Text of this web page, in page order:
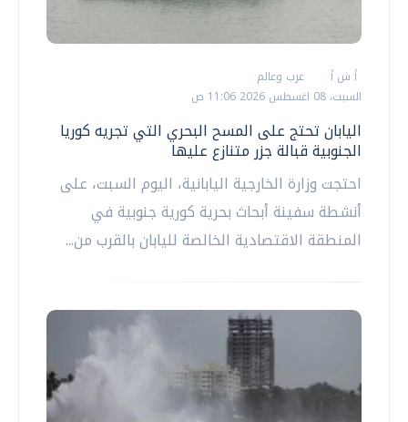
أ ش أ
عرب وعالم
السبت، 08 اغسطس 2026 11:06 ص
اليابان تحتج على المسح البحري التي تجريه كوريا
الجنوبية قبالة جزر متنازع عليها
احتجت وزارة الخارجية اليابانية، اليوم السبت، على
أنشطة سفينة أبحاث بحرية كورية جنوبية في
المنطقة الاقتصادية الخالصة لليابان بالقرب من...